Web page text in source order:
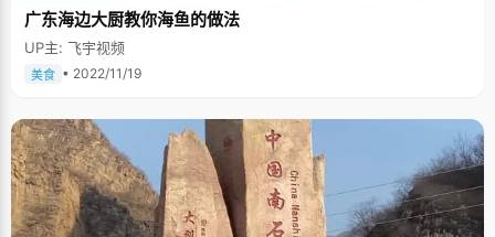
广东海边大厨教你海鱼的做法
UP主: 飞宇视频
美食 • 2022/11/19